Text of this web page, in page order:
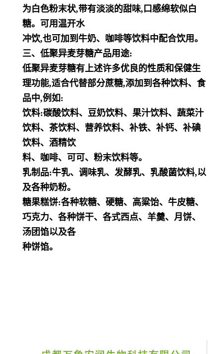
为白色粉末状,带有淡淡的甜味,口感绵软似白
糖。可用温开水
冲饮,也可加到牛奶、咖啡等饮料中配合饮用。
三、低聚异麦芽糖产品用途:
低聚异麦芽糖有上述许多优良的性质和保健生
理功能,适合代替部分蔗糖,添加到各种饮料、食
品中,例如:
饮料:碳酸饮料、豆奶饮料、果汁饮料、蔬菜汁
饮料、茶饮料、营养饮料、补铁、补钙、补碘
饮料、酒精饮
料、咖啡、可可、粉末饮料等。
乳制品:牛乳、调味乳、发酵乳、乳酸菌饮料,以
及各种奶粉。
糖果糕饼:各种软糖、硬糖、高粱饴、牛皮糖、
巧克力、各种饼干、各式西点、羊羹、月饼、
汤团馅以及各
种饼馅。